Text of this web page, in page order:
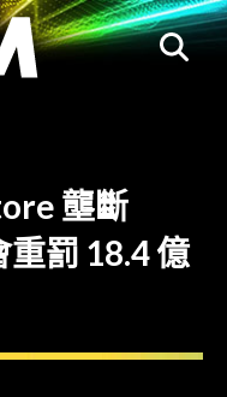
壟斷
罰 18.4 億